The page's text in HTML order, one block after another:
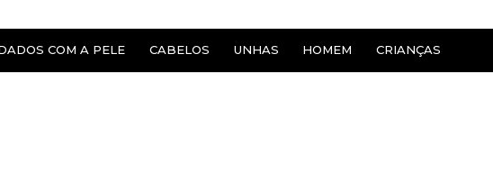
COM A PELE CABELOS UNHAS HOMEM CRIANÇAS